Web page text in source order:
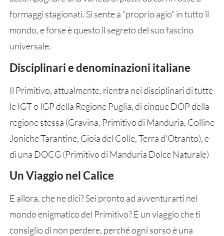
formaggi stagionati. Si sente a “proprio agio” in tutto il
mondo, e forse è questo il segreto del suo fascino
universale.
Disciplinari e denominazioni italiane
Il Primitivo, attualmente, rientra nei disciplinari di tutte
le IGT o IGP della Regione Puglia, di cinque DOP della
regione stessa (Gravina, Primitivo di Manduria, Colline
Joniche Tarantine, Gioia del Colle, Terra d’Otranto), e
di una DOCG (Primitivo di Manduria Dolce Naturale)
Un Viaggio nel Calice
E allora, che ne dici? Sei pronto ad avventurarti nel
mondo enigmatico del Primitivo? È un viaggio che ti
consiglio di non perdere, perché ogni sorso è una